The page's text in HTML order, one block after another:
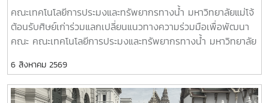
บรรยายในหัวข้อ "จุลินทรีย์กับการเลี้ยงกุ้ง" เวลา 15.30–16.15 น.
นำเสนอการประยุกต์ใช้จุลินทรีย์เพื่อเพิ่มประสิทธิภาพการเลี้ยงกุ้ง
ลดต้นทุน และส่งเสริมการผลิตที่เป็นมิตรต่อสิ่งแวดล้อมการจัด
ประมงและทรัพยากรทางน้ำ มหาวิทยาลัยแม่โจ้ กับภาคเอกชนและ
เครือข่ายผู้ประกอบการด้านการเพาะเลี้ยงสัตว์น้ำ เพื่อพัฒนา
ความร่วมมือเพื่อพัฒนาคณะ|Maejo University’s Faculty
of Fisheries Technology and Aquatic Resources
Welcomes Alumni to Strengthen Collaborative
คณะเทคโนโลยีการประมงและทรัพยากรทางน้ำ มหาวิทยาลัยแม่โจ้
ต้อนรับศิษย์เก่าร่วมแลกเปลี่ยนแนวทางความร่วมมือเพื่อพัฒนา
คณะ คณะเทคโนโลยีการประมงและทรัพยากรทางน้ำ มหาวิทยาลัย
ศรีสมวงศ์ ศิษย์เก่าคณะฯ ที่เดินทางมาแลกเปลี่ยนความคิดเห็น
และหารือแนวทางการดำเนินงานด้านความร่วมมือระหว่างศิษย์เก่า
กับคณะ เพื่อร่วมกันผลักดันการพัฒนาการเรียนการสอน งาน
6 สิงหาคม 2569